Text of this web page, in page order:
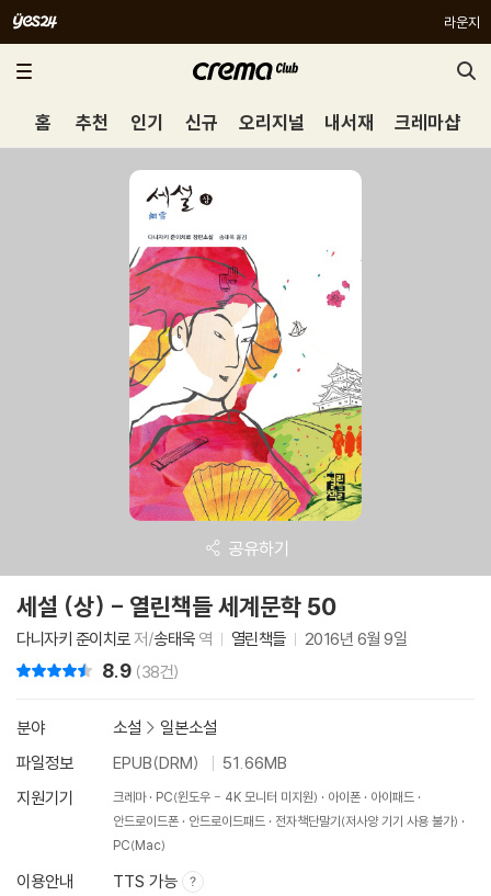
라운지
홈 추천 인기 신규 오리지널 내서재 크레마샵
공유하기
세설 (상) - 열린책들 세계문학 50
다니자키 준이치로 저/송태욱역 열린책들 2016년 6월 9일
8.9 (38건)
분야 소설 > 일본소설
파일정보
EPUB(DRM)
51.66MB
지원기기
크레마 PC(윈도우 - 4K 모니터 미지원) 아이폰
아이패드
안드로이드폰
안드로이드패드
전자책단말기(저사양 기기 사용 불가)
PC(Mac)
이용안내 TTS 가능